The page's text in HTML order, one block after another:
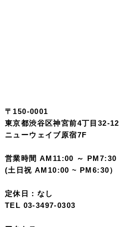
〒150-0001
東京都渋谷区神宮前4丁目32-12
ニューウェイブ原宿7F
営業時間 AM11:00 ～ PM7:30
(土日祝 AM10:00 ~ PM6:30）
定休日：なし
TEL 03-3497-0303